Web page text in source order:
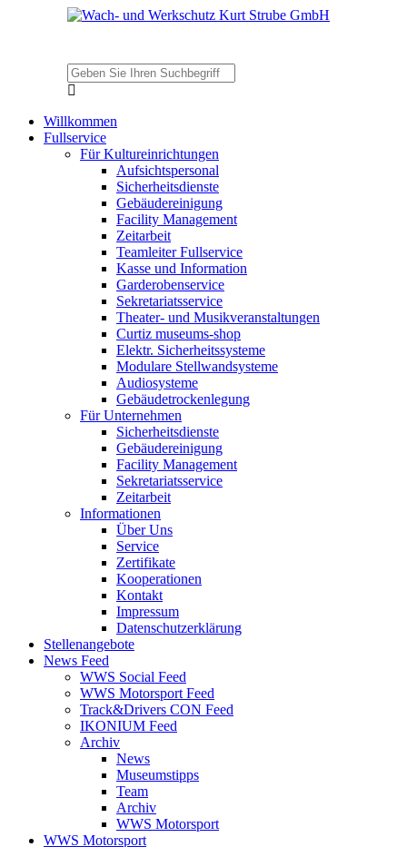
Willkommen
Fullservice
Für Kultureinrichtungen
Aufsichtspersonal
Sicherheitsdienste
Gebäudereinigung
Facility Management
Zeitarbeit
Teamleiter Fullservice
Kasse und Information
Garderobenservice
Sekretariatsservice
Theater- und Musikveranstaltungen
Curtiz museums-shop
Elektr. Sicherheitssysteme
Modulare Stellwandsysteme
Audiosysteme
Gebäudetrockenlegung
Für Unternehmen
Sicherheitsdienste
Gebäudereinigung
Facility Management
Sekretariatsservice
Zeitarbeit
Informationen
Über Uns
Service
Zertifikate
Kooperationen
Kontakt
Impressum
Datenschutzerklärung
Stellenangebote
News Feed
WWS Social Feed
WWS Motorsport Feed
Track&Drivers CON Feed
IKONIUM Feed
Archiv
News
Museumstipps
Team
Archiv
WWS Motorsport
WWS Motorsport